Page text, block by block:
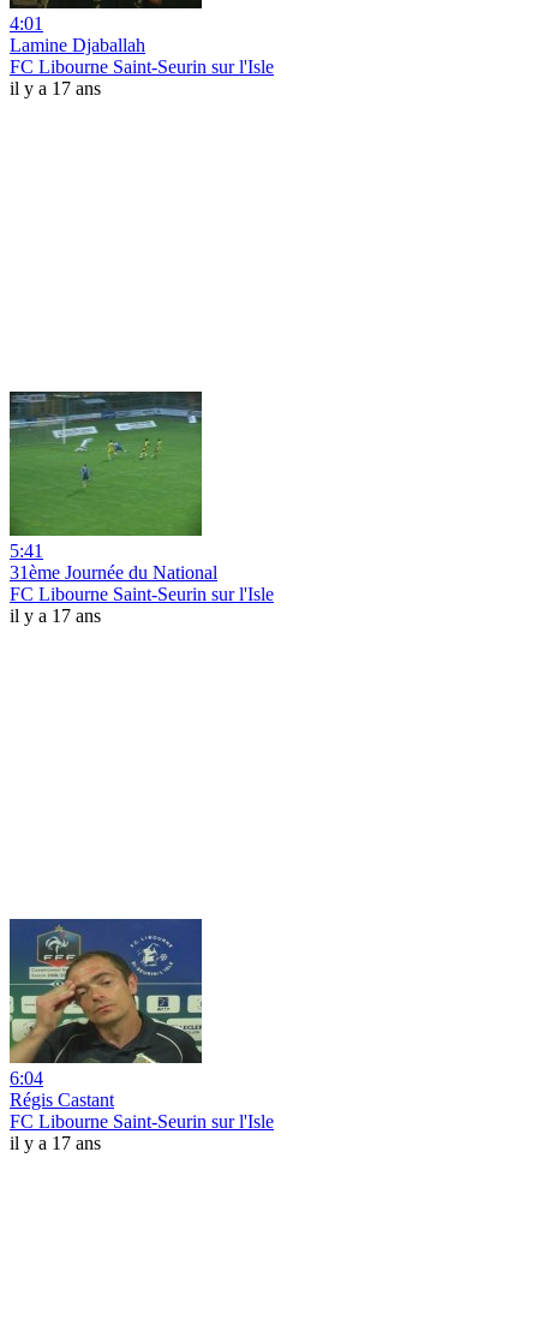
4:01
Lamine Djaballah
FC Libourne Saint-Seurin sur l'Isle
il y a 17 ans
5:41
31ème Journée du National
FC Libourne Saint-Seurin sur l'Isle
il y a 17 ans
6:04
Régis Castant
FC Libourne Saint-Seurin sur l'Isle
il y a 17 ans